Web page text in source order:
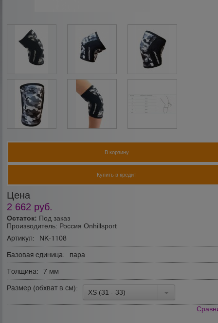
Остаток: Под заказ
Производитель: Россия Onhillsport
Артикул:
NK-1108
Базовая единица: пара
Толщина: 7 мм
Размер (обхват в см):
XS (31 - 33)
Цена
2 662 руб.
В корзину
Купить в кредит